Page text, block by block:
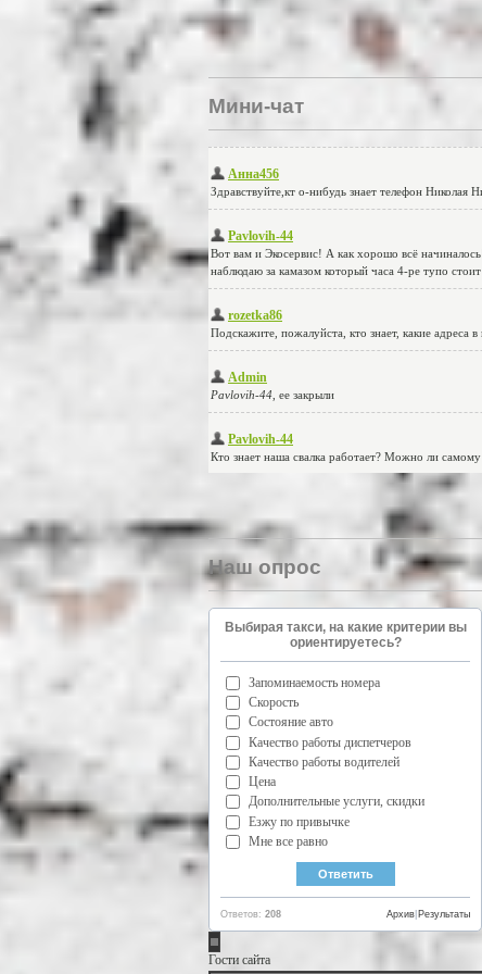
Мини-чат
Наш опрос
Выбирая такси, на какие критерии вы
ориентируетесь?
Запоминаемость номера
Скорость
Состояние авто
Качество работы диспетчеров
Качество работы водителей
Цена
Дополнительные услуги, скидки
Езжу по привычке
Мне все равно
Ответов: 208 Результаты
Архив
Гости сайта